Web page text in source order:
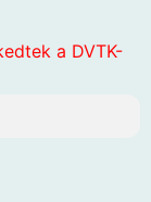
a DVTK-